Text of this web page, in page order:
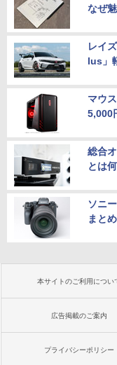
なぜ
レイ
lus」
マウ
5,000
総合
とは
ソニ
まとめ
本サイトのご利用につい
広告掲載のご案内
プライバシーポリシー